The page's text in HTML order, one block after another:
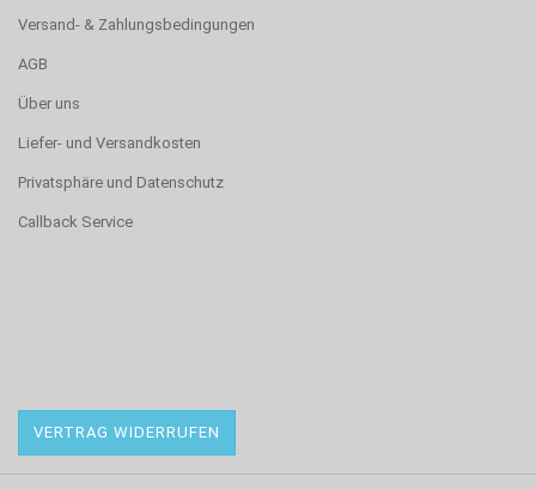
Versand- & Zahlungsbedingungen
AGB
Über uns
Liefer- und Versandkosten
Privatsphäre und Datenschutz
Callback Service
VERTRAG WIDERRUFEN